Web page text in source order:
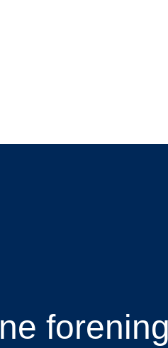
forening